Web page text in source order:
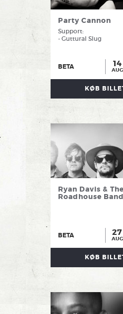
Party Cannon
Support:
- Guttural Slug
BETA 14
AUG
KØB
Ryan Davis & The
Roadhouse Band
BETA 27
AUG
KØB